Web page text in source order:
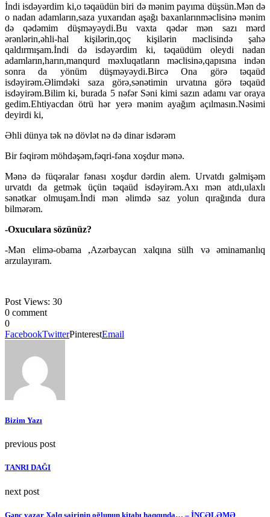
İndi isdəyərdim ki,o təqaüdün biri də mənim payıma düşsün.Mən də
o nadan adamların,saza yuxarıdan aşağı baxanlarınməclisinə mənim
də qədəmim düşməyəydi.Bu vaxta qədər mən sazı mərd
ərənlərin,əhli-hal kişilərin,qoç kişilərin məclisində şahə
qaldırmışam.İndi də isdəyərdim ki, təqaüdüm oleydi nadan
adamların,harın,manqurd məxluqatların məclisinə,qapısına indən
sonra da yönüm düşməyəydi.Bircə Ona görə təqaüd
isdəyirəm.Əlimdəki saza görə,sənətimin urvatına görə təqaüd
isdəyirəm.Bilim ki, burada 5 nəfər Səni kimi sazın adamı var oraya
gedim.Ehtiyacdan ötrü hər yerə mənim ayağım açılmasın.Nəsimi
deyirdi ki,
Əhli dünya tək nə dövlət nə də dinar isdərəm
Bir fəqirəm möhdəşəm,fəqri-fəna xoşdur mənə.
Mənə də füqəralar fənası xoşdur dərdin alem. Urvatdı gəlmişəm
urvatdı da getmək üçün təqaüd isdəyirəm.Axı mən atdı,ulaxlı
sənətkar olmuşam.İndi mən əlimdə saz yolun qırağında dura
bilmərəm.
-Oxuculara sözünüz?
-Mən elimə-obama ,Azərbaycan xalqına sülh və əminamanlıq
arzulayıram.
Post Views: 30
0 comment
0
FacebookTwitterPinterestEmail
Bizim Yazı
previous post
TANRI DAĞI
next post
Gənc yazar Xalq şairinin oğlunun kitabı haqqında… – İNCƏLƏMƏ